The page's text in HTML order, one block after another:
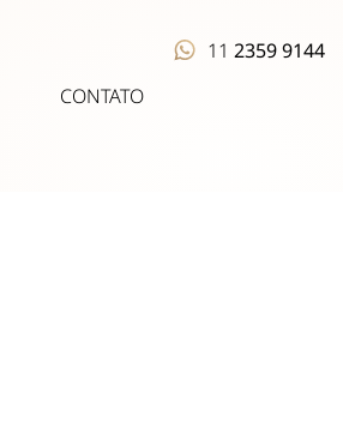
CONTATO
11 2359 9144